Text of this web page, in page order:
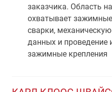
заказчика. Область
охватывает
сварки,
данных и
зажимные крепления